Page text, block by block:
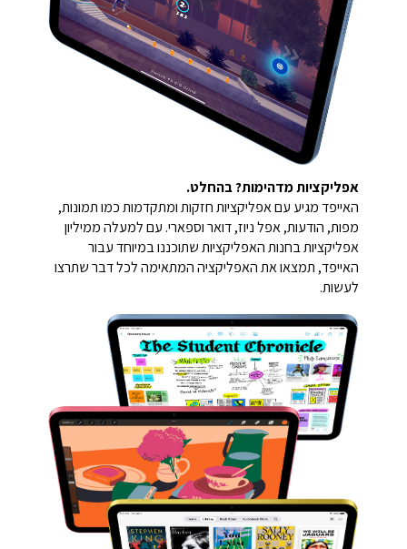
אפליקציות מדהימות? בהחלט.
האייפד מגיע עם אפליקציות חזקות ומתקדמות כמו תמונות,
מפות, הודעות, אפל ניוז, דואר וספארי. עם למעלה ממיליון
אפליקציות בחנות האפליקציות שתוכננו במיוחד עבור
האייפד, תמצאו את האפליקציה המתאימה לכל דבר שתרצו
לעשות.